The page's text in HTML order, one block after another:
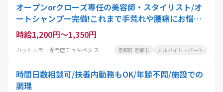
オープンorクローズ専任の美容師・スタイリスト/オ
ートシャンプー完備!これまで手荒れや腰痛にお悩み
の美容師さんにも大好評
時給1,200円～1,350円
カットカラー専門店チョキぺタ スーパーマツモト洛南店 京都府 京都市 アルバイト・パート
時間日数相談可/扶養内勤務もOK/年齢不問/施設での
調理